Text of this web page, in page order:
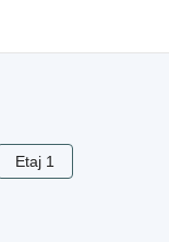
Etaj 1